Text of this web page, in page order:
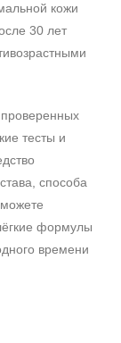
кожи
30 лет
тесты и
способа
формулы
времени